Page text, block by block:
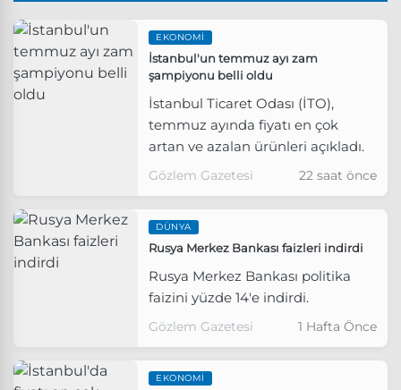
EKONOMI
İstanbul'un temmuz ayı zam
şampiyonu belli oldu
İstanbul Ticaret Odası (İTO),
temmuz ayında fiyatı en çok
artan ve azalan ürünleri açıkladı.
Gözlem Gazetesi 22 saat önce
DÜNYA
Rusya Merkez Bankası faizleri indirdi
Rusya Merkez Bankası politika
faizini yüzde 14'e indirdi.
Gözlem Gazetesi 1 Hafta Önce
EKONOMI